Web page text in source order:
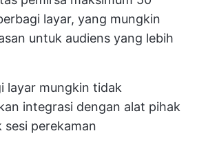
layar, yang mungkin
untuk audiens yang lebih
layar mungkin tidak
integrasi dengan alat pihak
sesi perekaman